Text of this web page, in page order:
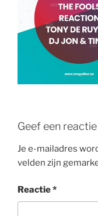
Geef een reactie
Je e-mailadres
velden zijn
Reactie*